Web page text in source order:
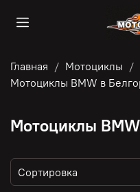
Главная Мотоциклы
Мотоциклы BMW в
Мотоциклы